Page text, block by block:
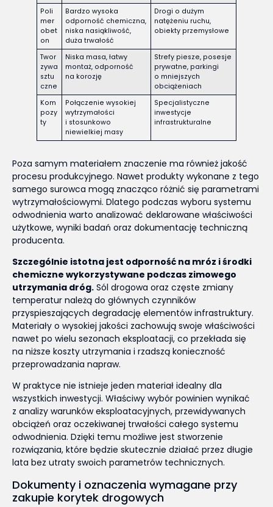
Poli
mer
obet
on
Bardzo wysoka
odporność chemiczna,
niska nasiąkliwość,
duża trwałość
Drogi o dużym
natężeniu ruchu,
obiekty przemysłowe
Twor
zywa
sztu
czne
Niska masa, łatwy
montaż, odporność
na korozję
Strefy piesze, posesje
prywatne, parkingi
o mniejszych
obciążeniach
Kom
pozy
ty
Połączenie wysokiej
wytrzymałości
i stosunkowo
niewielkiej masy
Specjalistyczne
inwestycje
infrastrukturalne
Poza samym materiałem znaczenie ma również jakość
procesu produkcyjnego. Nawet produkty wykonane z tego
samego surowca mogą znacząco różnić się parametrami
wytrzymałościowymi. Dlatego podczas wyboru systemu
odwodnienia warto analizować deklarowane właściwości
użytkowe, wyniki badań oraz dokumentację techniczną
producenta.
Szczególnie istotna jest odporność na mróz i środki
chemiczne wykorzystywane podczas zimowego
utrzymania dróg. Sól drogowa oraz częste zmiany
temperatur należą do głównych czynników
przyspieszających degradację elementów infrastruktury.
Materiały o wysokiej jakości zachowują swoje właściwości
nawet po wielu sezonach eksploatacji, co przekłada się
na niższe koszty utrzymania i rzadszą konieczność
przeprowadzania napraw.
W praktyce nie istnieje jeden materiał idealny dla
wszystkich inwestycji. Właściwy wybór powinien wynikać
z analizy warunków eksploatacyjnych, przewidywanych
obciążeń oraz oczekiwanej trwałości całego systemu
odwodnienia. Dzięki temu możliwe jest stworzenie
rozwiązania, które będzie skutecznie działać przez długie
lata bez utraty swoich parametrów technicznych.
Dokumenty i oznaczenia wymagane przy
zakupie korytek drogowych